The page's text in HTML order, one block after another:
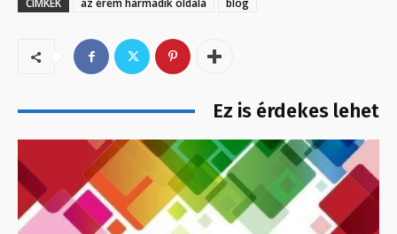
CÍMKÉK az érem harmadik oldala blog
Ez is érdekes lehet